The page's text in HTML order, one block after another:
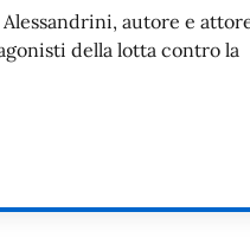
autore e
della lotta contro la